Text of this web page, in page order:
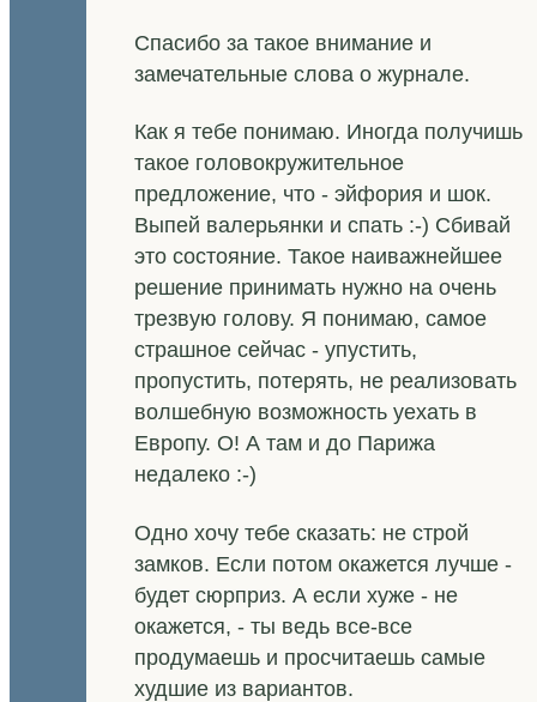
Спасибо за такое внимание и
замечательные слова о журнале.
Как я тебе понимаю. Иногда получишь
такое головокружительное
предложение, что - эйфория и шок.
Выпей валерьянки и спать :-) Сбивай
это состояние. Такое наиважнейшее
решение принимать нужно на очень
трезвую голову. Я понимаю, самое
страшное сейчас - упустить,
пропустить, потерять, не реализовать
волшебную возможность уехать в
Европу. О! А там и до Парижа
недалеко :-)
Одно хочу тебе сказать: не строй
замков. Если потом окажется лучше -
будет сюрприз. А если хуже - не
окажется, - ты ведь все-все
продумаешь и просчитаешь самые
худшие из вариантов.